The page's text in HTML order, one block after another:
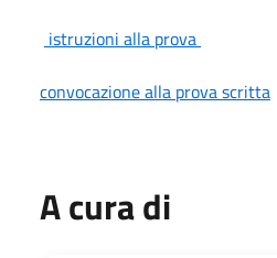
istruzioni alla prova
convocazione alla prova scritta
A cura di